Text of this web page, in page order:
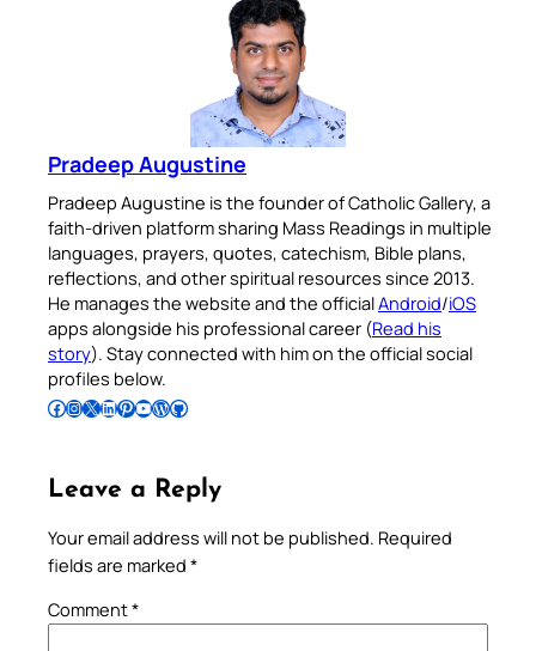
Pradeep Augustine
Pradeep Augustine is the founder of Catholic Gallery, a
faith-driven platform sharing Mass Readings in multiple
languages, prayers, quotes, catechism, Bible plans,
reflections, and other spiritual resources since 2013.
He manages the website and the officialAndroid/iOS
apps alongside his professional career (Read his
story). Stay connected with him on the official social
profiles below.
Follow Pradeep on Facebook Follow Pradeep on InstagramFollow Pradeep on X Follow Pradeep on LinkedIn Follow Pradeep on Pinterest Subscribe to Pradeep’s Youtube Channel Follow Pradeep on WordPress Follow Pradeep on GitHub
Leave a Reply
Your email address will not be published. Required
fields are marked *
Comment*